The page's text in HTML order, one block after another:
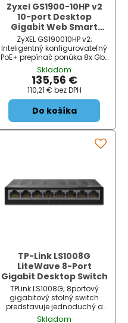
Zyxel GS1900-10HP v2
10-port Desktop
Gigabit Web Smart
switch: 8x Gigabit
metal + 2x SFP, IPv6,
802.3az (Green), PoE
ZyXEL GS190010HP v2;
Inteligentný konfigurovateľný
PoE+ prepínač ponúka 8x GbE
RJ-45 port a 2x SFP slot.
Disponuje základnými
funkciami pre správu a
prinesie tak do vašej
podnikovej siete vyššiu
flexibilitu a konektivitu.
Skladom
135,56 €
110,21 € bez DPH
Do košíka
TP-Link LS1008G
LiteWave 8-Port
Gigabit Desktop Switch
TPLink LS1008G; 8portový
gigabitový stolný switch
predstavuje jednoduchý a
cenovo dostupný spôsob
Skladom